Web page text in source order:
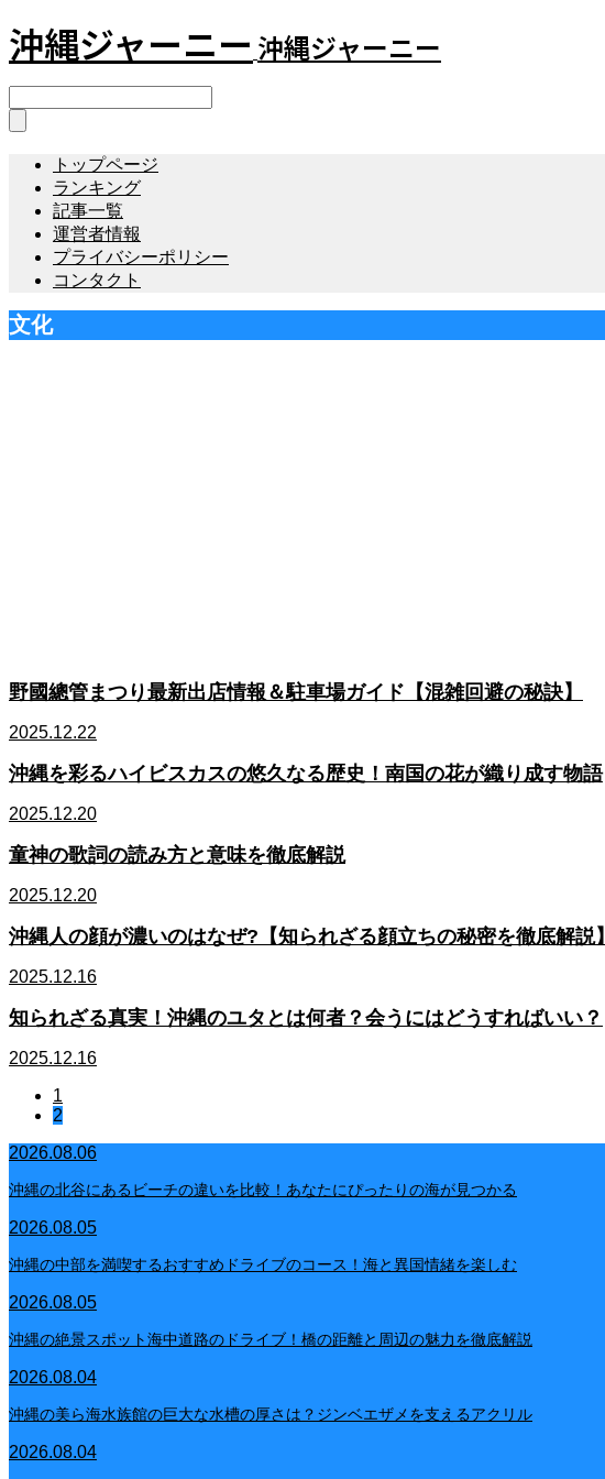
沖縄ジャーニー 沖縄ジャーニー
トップページ
ランキング
記事一覧
運営者情報
プライバシーポリシー
コンタクト
文化
野國總管まつり最新出店情報＆駐車場ガイド【混雑回避の秘訣】
2025.12.22
沖縄を彩るハイビスカスの悠久なる歴史！南国の花が織り成す物語
2025.12.20
童神の歌詞の読み方と意味を徹底解説
2025.12.20
沖縄人の顔が濃いのはなぜ?【知られざる顔立ちの秘密を徹底解説】
2025.12.16
知られざる真実！沖縄のユタとは何者？会うにはどうすればいい？
2025.12.16
1
2
2026.08.06
沖縄の北谷にあるビーチの違いを比較！あなたにぴったりの海が見つかる
2026.08.05
沖縄の中部を満喫するおすすめドライブのコース！海と異国情緒を楽しむ
2026.08.05
沖縄の絶景スポット海中道路のドライブ！橋の距離と周辺の魅力を徹底解説
2026.08.04
沖縄の美ら海水族館の巨大な水槽の厚さは？ジンベエザメを支えるアクリル
2026.08.04